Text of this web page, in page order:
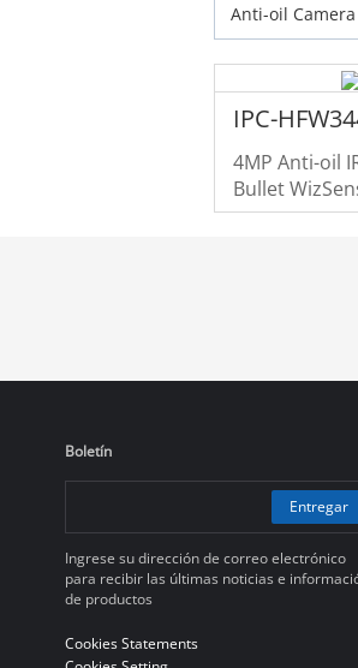
Anti-oil Camera
4MP Anti-oil
Bullet
Camera
Boletín
Entregar
Ingrese su dirección de correo electrónico
para recibir las últimas noticias e
de productos
Cookies Statements